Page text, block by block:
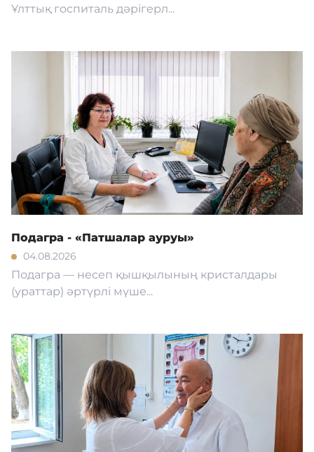
Ұлттық госпиталь дәрігерл...
Подагра - «Патшалар ауруы»
04.08.2026
Подагра — несеп қышқылының кристалдары
(ураттар) әртүрлі мүше...